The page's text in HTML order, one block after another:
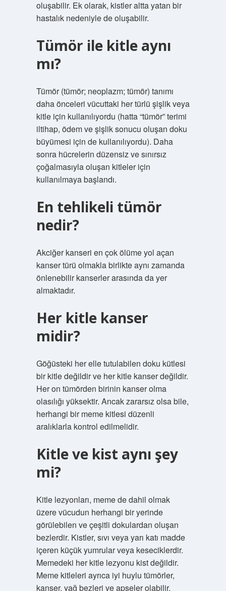
oluşabilir. Ek olarak, kistler altta yatan bir
hastalık nedeniyle de oluşabilir.
Tümör ile kitle aynı
mı?
Tümör (tümör; neoplazm; tümör) tanımı
daha önceleri vücuttaki her türlü şişlik veya
kitle için kullanılıyordu (hatta “tümör” terimi
iltihap, ödem ve şişlik sonucu oluşan doku
büyümesi için de kullanılıyordu). Daha
sonra hücrelerin düzensiz ve sınırsız
çoğalmasıyla oluşan kitleler için
kullanılmaya başlandı.
En tehlikeli tümör
nedir?
Akciğer kanseri en çok ölüme yol açan
kanser türü olmakla birlikte aynı zamanda
önlenebilir kanserler arasında da yer
almaktadır.
Her kitle kanser
midir?
Göğüsteki her elle tutulabilen doku kütlesi
bir kitle değildir ve her kitle kanser değildir.
Her on tümörden birinin kanser olma
olasılığı yüksektir. Ancak zararsız olsa bile,
herhangi bir meme kitlesi düzenli
aralıklarla kontrol edilmelidir.
Kitle ve kist aynı şey
mi?
Kitle lezyonları, meme de dahil olmak
üzere vücudun herhangi bir yerinde
görülebilen ve çeşitli dokulardan oluşan
bezlerdir. Kistler, sıvı veya yarı katı madde
içeren küçük yumrular veya keseciklerdir.
Memedeki her kitle lezyonu kist değildir.
Meme kitleleri ayrıca iyi huylu tümörler,
kanser, yağ bezleri ve apseler olabilir.